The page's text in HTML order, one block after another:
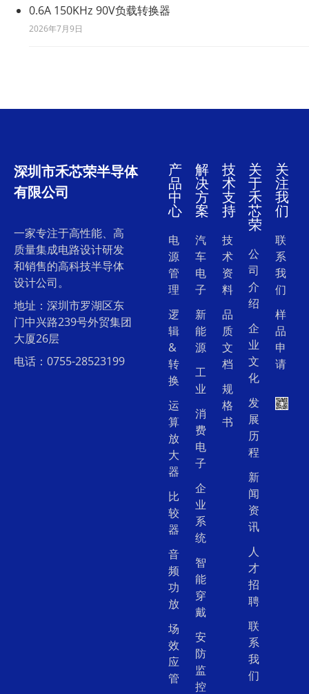
0.6A 150KHz 90V负载转换器
2026年7月9日
深圳市禾芯荣半导体
有限公司
一家专注于高性能、高
质量集成电路设计研发
和销售的高科技半导体
设计公司。
地址：深圳市罗湖区东
门中兴路239号外贸集团
大厦26层
电话：0755-28523199
产
品
中
心
电
源
管
理
逻
辑
&
转
换
运
算
放
大
器
比
较
器
音
频
功
放
场
效
应
管
解
决
方
案
汽
车
电
子
新
能
源
工
业
消
费
电
子
企
业
系
统
智
能
穿
戴
安
防
监
控
技
术
支
持
技
术
资
料
品
质
文
档
规
格
书
关
于
禾
芯
荣
公
司
介
绍
企
业
文
化
发
展
历
程
新
闻
资
讯
人
才
招
聘
联
系
我
们
关
注
我
们
联
系
我
们
样
品
申
请